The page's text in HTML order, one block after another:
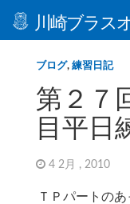
川崎ブラス
ブログ, 練習日記
第２７
目平日
4 2月 , 2010
ＴＰパートの